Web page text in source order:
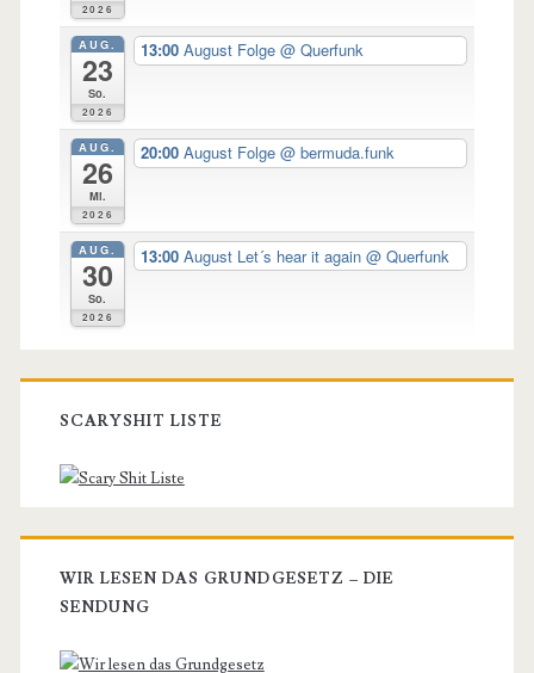
2026
AUG.
23
So.
2026
13:00August Folge@ Querfunk
AUG.
26
Mi.
2026
20:00August Folge@ bermuda.funk
AUG.
30
So.
2026
13:00August Let´s hear it again@ Querfunk
SCARYSHIT LISTE
WIR LESEN DAS GRUNDGESETZ – DIE
SENDUNG